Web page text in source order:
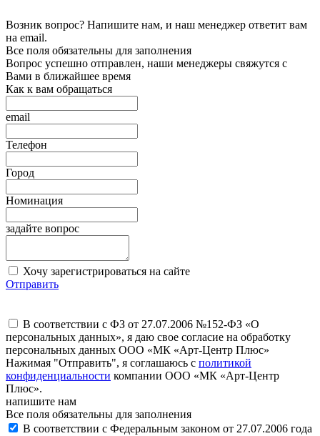
Возник вопрос? Напишите нам, и наш менеджер ответит вам
на email.
Все поля обязательны для заполнения
Вопрос успешно отправлен, наши менеджеры свяжутся с
Вами в ближайшее время
Как к вам обращаться
email
Телефон
Город
Номинация
задайте вопрос
Хочу зарегистрироваться на сайте
Отправить
В соответствии с ФЗ от 27.07.2006 №152-ФЗ «О
персональных данных», я даю свое согласие на обработку
персональных данных ООО «МК «Арт-Центр Плюс»
Нажимая "Отправить", я соглашаюсь с политикой
конфиденциальности компании ООО «МК «Арт-Центр
Плюс».
напишите нам
Все поля обязательны для заполнения
В соответствии с Федеральным законом от 27.07.2006 года